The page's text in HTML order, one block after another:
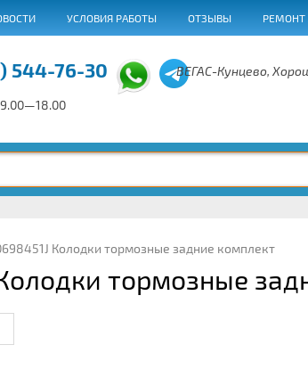
УСЛОВИЯ РАБОТЫ ОТЗЫВЫ РЕМОНТ
544-76-30 ВЕГАС-Кунцево,
Колодки тормозные задние комплект
тормозные